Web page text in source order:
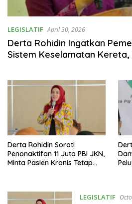
LEGISLATIF April 30, 2026
Derta Rohidin Ingatkan
Sistem Keselamatan Kereta,
Derta Rohidin Soroti
Penonaktifan 11 Juta PBI JKN,
Minta Pasien Kronis Tetap
LEGISLATIF